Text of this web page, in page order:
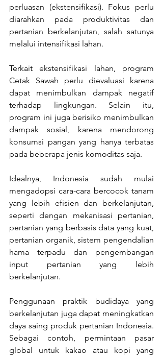
perluasan (ekstensifikasi). Fokus perlu
diarahkan pada produktivitas dan
pertanian berkelanjutan, salah satunya
melalui intensifikasi lahan.
Terkait ekstensifikasi lahan, program
Cetak Sawah perlu dievaluasi karena
dapat menimbulkan dampak negatif
terhadap lingkungan. Selain itu,
program ini juga berisiko menimbulkan
dampak sosial, karena mendorong
konsumsi pangan yang hanya terbatas
pada beberapa jenis komoditas saja.
Idealnya, Indonesia sudah mulai
mengadopsi cara-cara bercocok tanam
yang lebih efisien dan berkelanjutan,
seperti dengan mekanisasi pertanian,
pertanian yang berbasis data yang kuat,
pertanian organik, sistem pengendalian
hama terpadu dan pengembangan
input pertanian yang lebih
berkelanjutan.
Penggunaan praktik budidaya yang
berkelanjutan juga dapat meningkatkan
daya saing produk pertanian Indonesia.
Sebagai contoh, permintaan pasar
global untuk kakao atau kopi yang